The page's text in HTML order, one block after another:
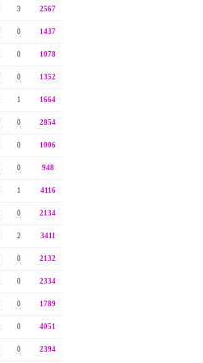
3 2567
0 1437
0 1078
0 1352
1 1664
0 2854
0 1006
0 948
1 4116
0 2134
2 3411
0 2132
0 2334
0 1789
0 4051
0 2394